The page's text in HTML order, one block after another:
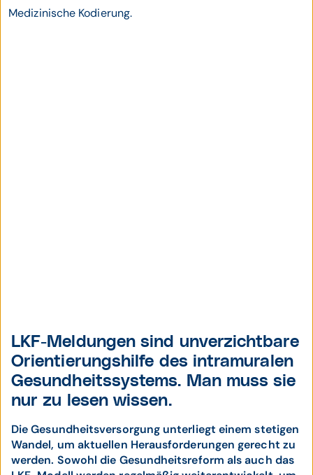
Medizinische Kodierung.
LKF-Meldungen sind unverzichtbare
Orientierungshilfe des intramuralen
Gesundheitssystems. Man muss sie
nur zu lesen wissen.
Die Gesundheitsversorgung unterliegt einem stetigen
Wandel, um aktuellen Herausforderungen gerecht zu
werden. Sowohl die Gesundheitsreform als auch das